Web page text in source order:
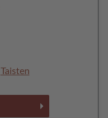
Taisten